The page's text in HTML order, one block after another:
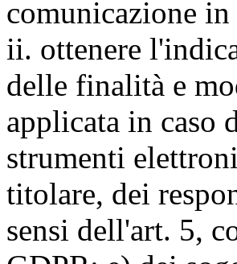
comunicazione
ii. ottenere
delle finalità e
applicata in caso
strumenti
titolare, dei
sensi dell'art. 5,